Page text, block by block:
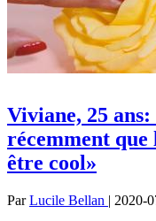
Viviane, 25
récemment
être cool»
ParLucile Bellan | 2020-